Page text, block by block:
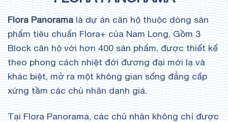
Flora Panorama là dự án căn hộ thuộc dòng sản
phẩm tiêu chuẩn Flora+ của Nam Long. Gồm 3
Block căn hộ với hơn 400 sản phẩm, được thiết kế
theo phong cách nhiệt đới đương đại mới lạ và
khác biệt, mở ra một không gian sống đẳng cấp
xứng tầm các chủ nhân danh giá.
Tại Flora Panorama, các chủ nhân không chỉ được